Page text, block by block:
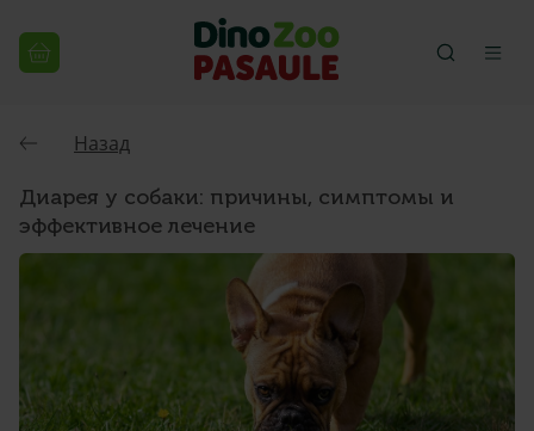
Назад
Диарея у собаки: причины, симптомы и
эффективное лечение